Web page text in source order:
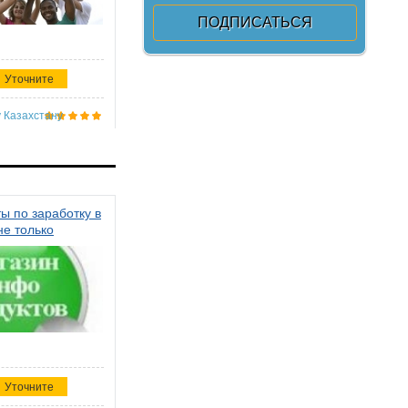
Уточните
Казахстану
по заработку в
только
Уточните